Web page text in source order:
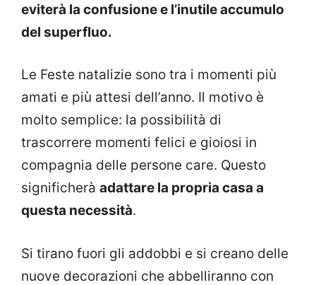
eviterà la confusione e l’inutile accumulo
del superfluo.
Le Feste natalizie sono tra i momenti più
amati e più attesi dell’anno. Il motivo è
molto semplice: la possibilità di
trascorrere momenti felici e gioiosi in
compagnia delle persone care. Questo
significherà adattare la propria casa a
questa necessità.
Si tirano fuori gli addobbi e si creano delle
nuove decorazioni che abbelliranno con